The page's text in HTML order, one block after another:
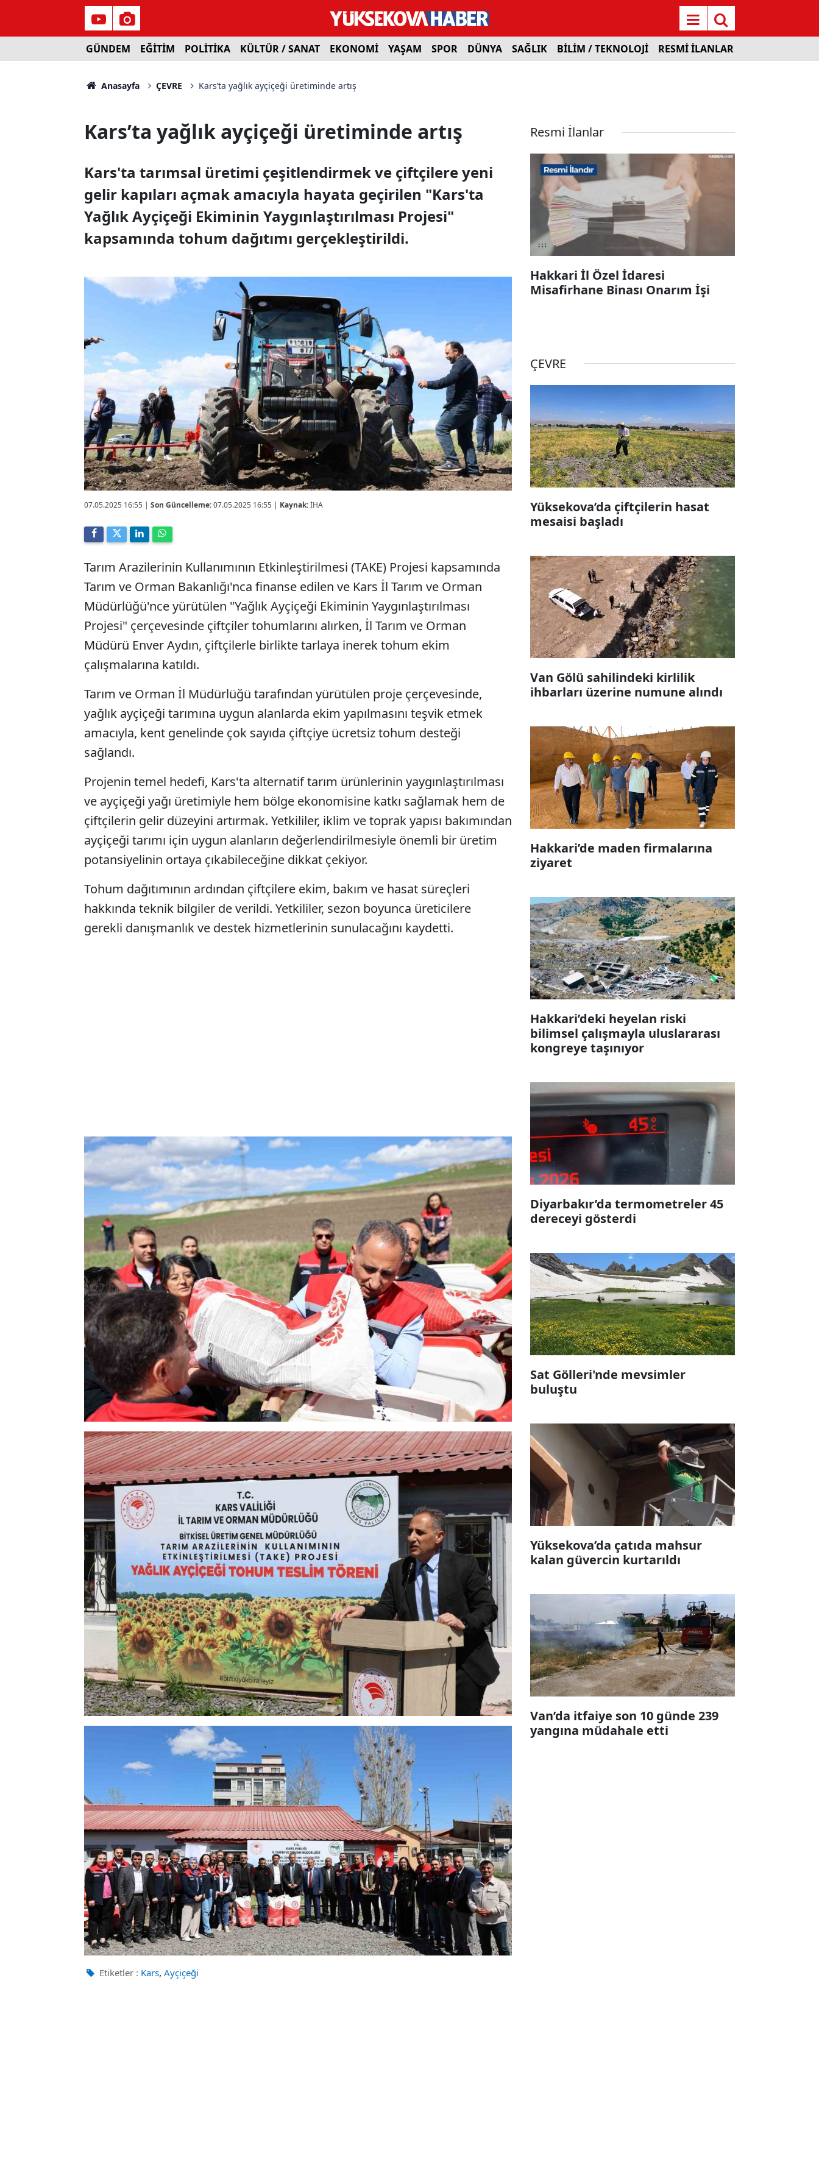
GÜNDEM EĞİTİM POLİTİKA KÜLTÜR / SANAT EKONOMİ YAŞAM SPOR DÜNYA SAĞLIK BİLİM / TEKNOLOJİ RESMİ İLANLAR
Anasayfa ÇEVRE Kars’ta yağlık ayçiçeği üretiminde artış
Kars’ta yağlık ayçiçeği üretiminde artış
Kars'ta tarımsal üretimi çeşitlendirmek ve çiftçilere yeni
gelir kapıları açmak amacıyla hayata geçirilen "Kars'ta
Yağlık Ayçiçeği Ekiminin Yaygınlaştırılması Projesi"
kapsamında tohum dağıtımı gerçekleştirildi.
07.05.2025 16:55 | Son Güncelleme:07.05.2025 16:55 | Kaynak:İHA
Tarım Arazilerinin Kullanımının Etkinleştirilmesi (TAKE) Projesi kapsamında
Tarım ve Orman Bakanlığı'nca finanse edilen ve Kars İl Tarım ve Orman
Müdürlüğü'nce yürütülen "Yağlık Ayçiçeği Ekiminin Yaygınlaştırılması
Projesi" çerçevesinde çiftçiler tohumlarını alırken, İl Tarım ve Orman
Müdürü Enver Aydın, çiftçilerle birlikte tarlaya inerek tohum ekim
çalışmalarına katıldı.
Tarım ve Orman İl Müdürlüğü tarafından yürütülen proje çerçevesinde,
yağlık ayçiçeği tarımına uygun alanlarda ekim yapılmasını teşvik etmek
amacıyla, kent genelinde çok sayıda çiftçiye ücretsiz tohum desteği
sağlandı.
Projenin temel hedefi, Kars'ta alternatif tarım ürünlerinin yaygınlaştırılması
ve ayçiçeği yağı üretimiyle hem bölge ekonomisine katkı sağlamak hem de
çiftçilerin gelir düzeyini artırmak. Yetkililer, iklim ve toprak yapısı bakımından
ayçiçeği tarımı için uygun alanların değerlendirilmesiyle önemli bir üretim
potansiyelinin ortaya çıkabileceğine dikkat çekiyor.
Tohum dağıtımının ardından çiftçilere ekim, bakım ve hasat süreçleri
hakkında teknik bilgiler de verildi. Yetkililer, sezon boyunca üreticilere
gerekli danışmanlık ve destek hizmetlerinin sunulacağını kaydetti.
Etiketler : Kars, Ayçiçeği
Resmi İlanlar
Hakkari İl Özel İdaresi
Misafirhane Binası Onarım İşi
ÇEVRE
Yüksekova’da çiftçilerin hasat
mesaisi başladı
Van Gölü sahilindeki kirlilik
ihbarları üzerine numune alındı
Hakkari’de maden firmalarına
ziyaret
Hakkari’deki heyelan riski
bilimsel çalışmayla uluslararası
kongreye taşınıyor
Diyarbakır’da termometreler 45
dereceyi gösterdi
Sat Gölleri'nde mevsimler
buluştu
Yüksekova’da çatıda mahsur
kalan güvercin kurtarıldı
Van’da itfaiye son 10 günde 239
yangına müdahale etti